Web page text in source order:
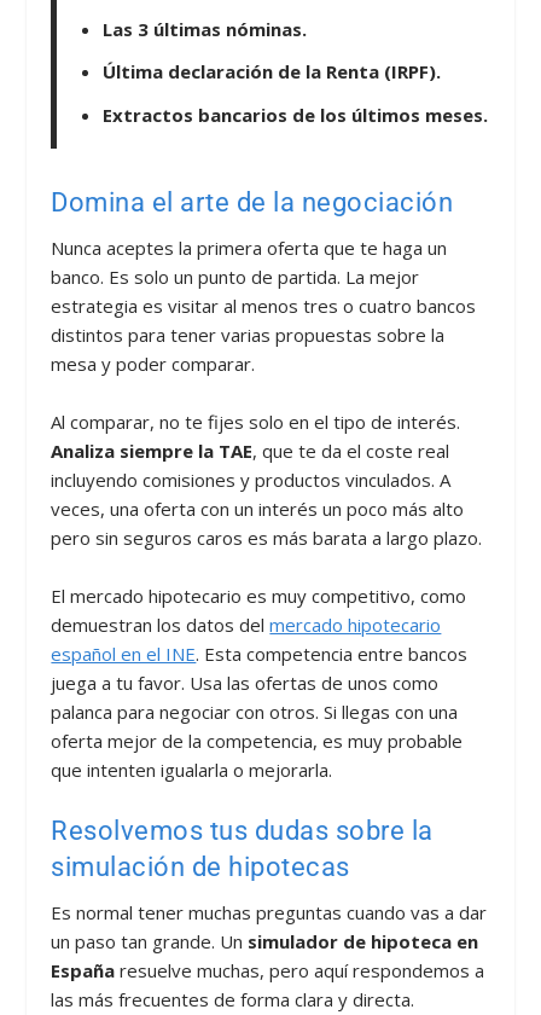
Las 3 últimas nóminas.
Última declaración de la Renta (IRPF).
Extractos bancarios de los últimos meses.
Domina el arte de la negociación
Nunca aceptes la primera oferta que te haga un
banco. Es solo un punto de partida. La mejor
estrategia es visitar al menos tres o cuatro bancos
distintos para tener varias propuestas sobre la
mesa y poder comparar.
Al comparar, no te fijes solo en el tipo de interés.
Analiza siempre la TAE, que te da el coste real
incluyendo comisiones y productos vinculados. A
veces, una oferta con un interés un poco más alto
pero sin seguros caros es más barata a largo plazo.
El mercado hipotecario es muy competitivo, como
demuestran los datos delmercado hipotecario
español en el INE. Esta competencia entre bancos
juega a tu favor. Usa las ofertas de unos como
palanca para negociar con otros. Si llegas con una
oferta mejor de la competencia, es muy probable
que intenten igualarla o mejorarla.
Resolvemos tus dudas sobre la
simulación de hipotecas
Es normal tener muchas preguntas cuando vas a dar
un paso tan grande. Un simulador de hipoteca en
España resuelve muchas, pero aquí respondemos a
las más frecuentes de forma clara y directa.